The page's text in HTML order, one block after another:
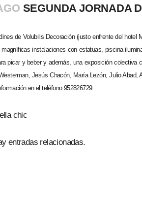
SEGUNDA JORNADA
de Volubilis Decoración (justo enfrente del
instalaciones con estatuas, piscina
picar y beber y además, una exposición colectiva
Jesús Chacón, María Lezón, Julio
en el teléfono 952826729.
chic
entradas relacionadas.